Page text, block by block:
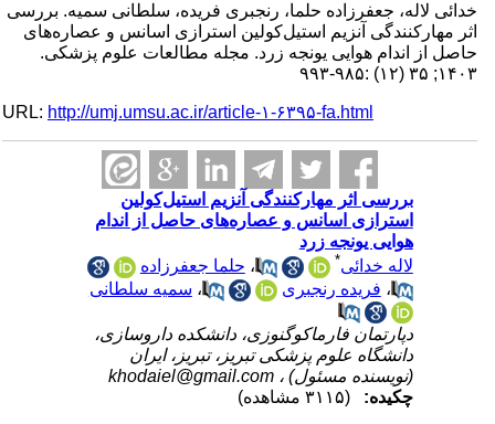
خدائی لاله، جعفرزاده حلما، رنجبری فریده، سلطانی سمیه. بررسی
اثر مهارکنندگی آنزیم استیل‌کولین استرازی اسانس و عصاره‌های
حاصل از اندام هوایی یونجه زرد. مجله مطالعات علوم پزشکی.
۱۴۰۳; ۳۵ (۱۲) :۹۸۵-۹۹۳
URL:http://umj.umsu.ac.ir/article-۱-۶۳۹۵-fa.html
بررسی اثر مهارکنندگی آنزیم استیل‌کولین
استرازی اسانس و عصاره‌های حاصل از اندام
هوایی یونجه زرد
لاله خدائی
،حلما جعفرزاده
،فریده رنجبری ،سمیه سلطانی
دپارتمان فارماکوگنوزی، دانشکده داروسازی،
دانشگاه علوم پزشکی تبریز، تبریز، ایران
(نویسنده مسئول) ، khodaiel@gmail.com
چکیده: